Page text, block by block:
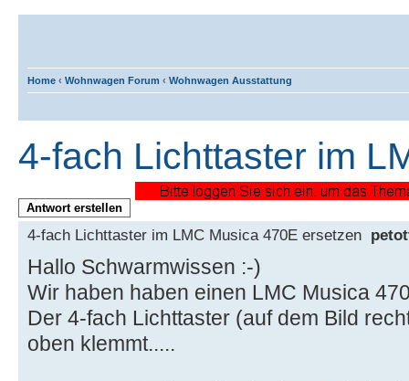
Home ‹ Wohnwagen Forum ‹ Wohnwagen Ausstattung
4-fach Lichttaster im
Antwort erstellen
4-fach Lichttaster im LMC Musica 470E ersetzen
Hallo Schwarmwissen :-)
Wir haben haben einen LMC Musica
Der 4-fach Lichttaster (auf dem Bild
oben klemmt.....